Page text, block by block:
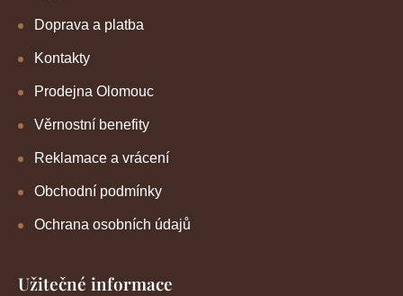
Doprava a platba
Kontakty
Prodejna Olomouc
Věrnostní benefity
Reklamace a vrácení
Obchodní podmínky
Ochrana osobních údajů
Užitečné informace